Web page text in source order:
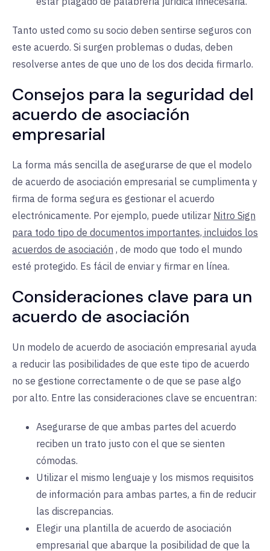
Tanto usted como su socio deben sentirse seguros con
este acuerdo. Si surgen problemas o dudas, deben
resolverse antes de que uno de los dos decida firmarlo.
Consejos para la seguridad del
acuerdo de asociación
empresarial
La forma más sencilla de asegurarse de que el modelo
de acuerdo de asociación empresarial se cumplimenta y
firma de forma segura es gestionar el acuerdo
electrónicamente. Por ejemplo, puede utilizar Nitro Sign
para todo tipo de documentos importantes, incluidos los
acuerdos de asociación , de modo que todo el mundo
esté protegido. Es fácil de enviar y firmar en línea.
Consideraciones clave para un
acuerdo de asociación
Un modelo de acuerdo de asociación empresarial ayuda
a reducir las posibilidades de que este tipo de acuerdo
no se gestione correctamente o de que se pase algo
por alto. Entre las consideraciones clave se encuentran:
Asegurarse de que ambas partes del acuerdo
reciben un trato justo con el que se sienten
cómodas.
Utilizar el mismo lenguaje y los mismos requisitos
de información para ambas partes, a fin de reducir
las discrepancias.
Elegir una plantilla de acuerdo de asociación
empresarial que abarque la posibilidad de que la